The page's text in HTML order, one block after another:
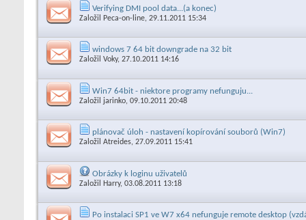
Verifying DMI pool data...(a konec)
Založil Peca-on-line, 29.11.2011 15:34
windows 7 64 bit downgrade na 32 bit
Založil Voky, 27.10.2011 14:16
Win7 64bit - niektore programy nefunguju...
Založil jarinko, 09.10.2011 20:48
plánovač úloh - nastavení kopírování souborů (Win7)
Založil Atreides, 27.09.2011 15:41
Obrázky k loginu uživatelů
Založil Harry, 03.08.2011 13:18
Po instalaci SP1 ve W7 x64 nefunguje remote desktop